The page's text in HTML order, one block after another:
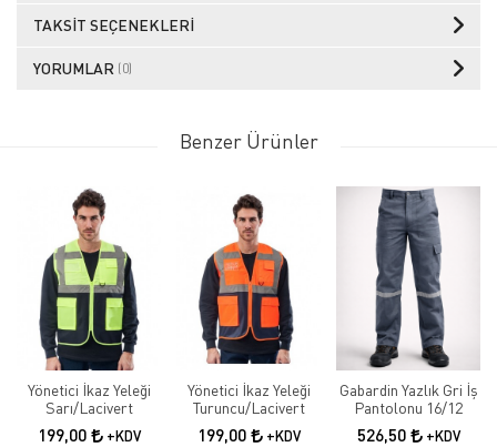
TAKSIT SEÇENEKLERI
YORUMLAR (0)
Benzer Ürünler
Yönetici İkaz Yeleği
Sarı/Lacivert
199,00 +KDV
Yönetici İkaz Yeleği
Turuncu/Lacivert
199,00 +KDV
Gabardin Yazlık Gri İş
Pantolonu 16/12
526,50 +KDV